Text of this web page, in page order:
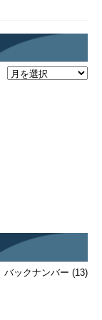
バックナンバー (13)